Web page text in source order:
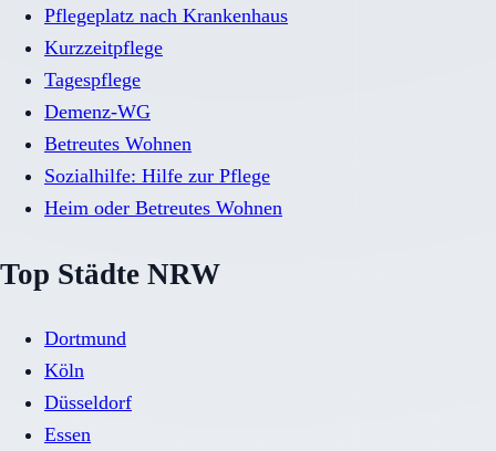
Pflegeplatz nach Krankenhaus
Kurzzeitpflege
Tagespflege
Demenz-WG
Betreutes Wohnen
Sozialhilfe: Hilfe zur Pflege
Heim oder Betreutes Wohnen
Top Städte NRW
Dortmund
Köln
Düsseldorf
Essen